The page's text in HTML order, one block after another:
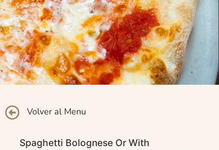
Volver al Menu
Spaghetti Bolognese Or With